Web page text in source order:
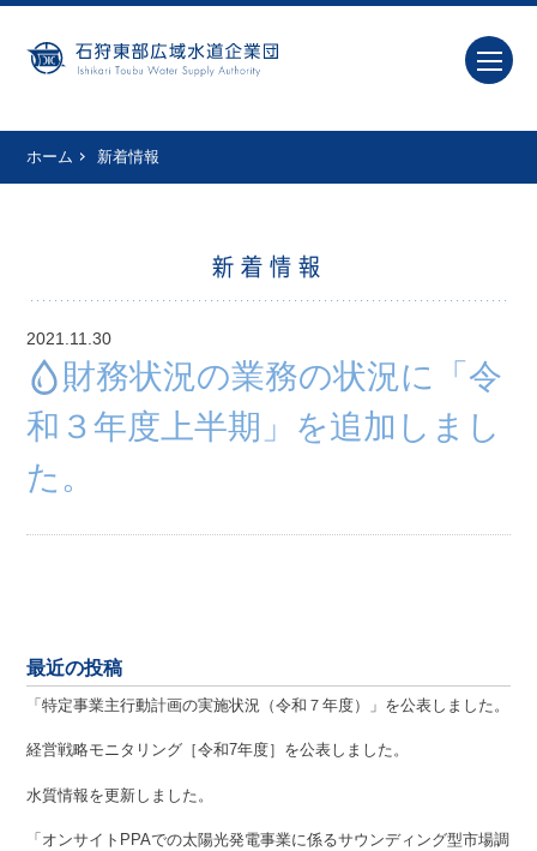
ホーム 新着情報
新着情報
2021.11.30
財務状況の業務の状況に「令
和３年度上半期」を追加しまし
た。
最近の投稿
「特定事業主行動計画の実施状況（令和７年度）」を公表しました。
経営戦略モニタリング［令和7年度］を公表しました。
水質情報を更新しました。
「オンサイトPPAでの太陽光発電事業に係るサウンディング型市場調